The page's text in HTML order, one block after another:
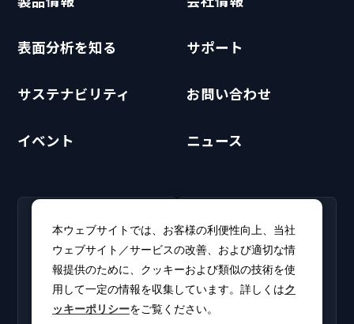
表面分析を知る サポート
サステナビリティ お問い合わせ
イベント ニュース
採用情報
新卒・キャリア採用情報を
掲載しています。
CLUB PHI（会員専
用）
ソフトウェアアップデート
やカタログをダウンロー
ド。
本ウェブサイトでは、お客様の利便性向上、当社
ウェブサイト／サービスの改善、および適切な情
報提供のために、クッキーおよび類似の技術を使
用して一定の情報を収集しています。詳しくはク
ッキーポリシーをご覧ください。